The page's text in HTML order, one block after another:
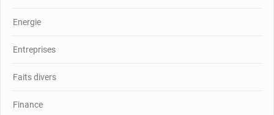
Energie
Entreprises
Faits divers
Finance